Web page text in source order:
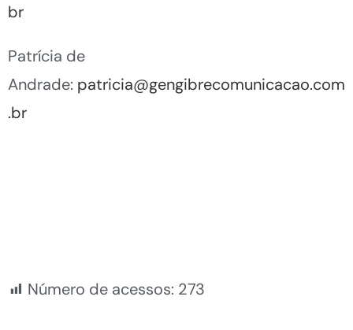
br
Patrícia de
Andrade: patricia@gengibrecomunicacao.com
.br
Número de acessos: 273